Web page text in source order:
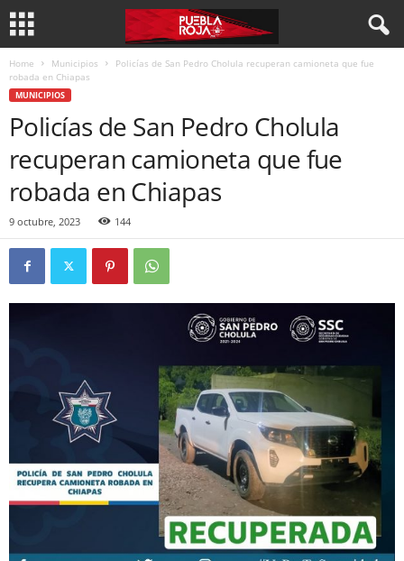
Home Municipios
Policías de San Pedro Cholula recuperan camioneta que fue
robada en Chiapas
MUNICIPIOS
Policías de San Pedro Cholula
recuperan camioneta que fue
robada en Chiapas
9 octubre, 2023 144